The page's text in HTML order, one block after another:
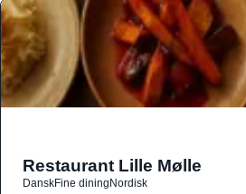
Restaurant Lille Mølle
DanskFine diningNordisk